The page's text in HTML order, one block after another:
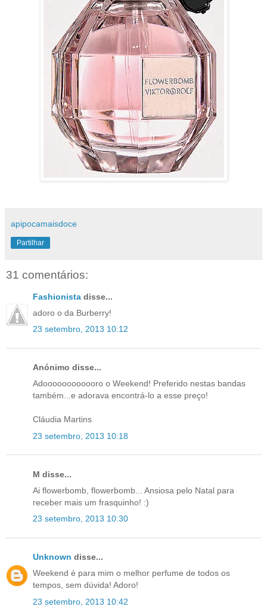
apipocamaisdoce
Partilhar
31 comentários:
Fashionista disse...
adoro o da Burberry!
23 setembro, 2013 10:12
Anónimo disse...
Adoooooooooooro o Weekend! Preferido nestas bandas
também...e adorava encontrá-lo a esse preço!
Cláudia Martins
23 setembro, 2013 10:18
M disse...
Ai flowerbomb, flowerbomb... Ansiosa pelo Natal para
receber mais um frasquinho! :)
23 setembro, 2013 10:30
Unknown disse...
Weekend é para mim o melhor perfume de todos os
tempos, sem dúvida! Adoro!
23 setembro, 2013 10:42